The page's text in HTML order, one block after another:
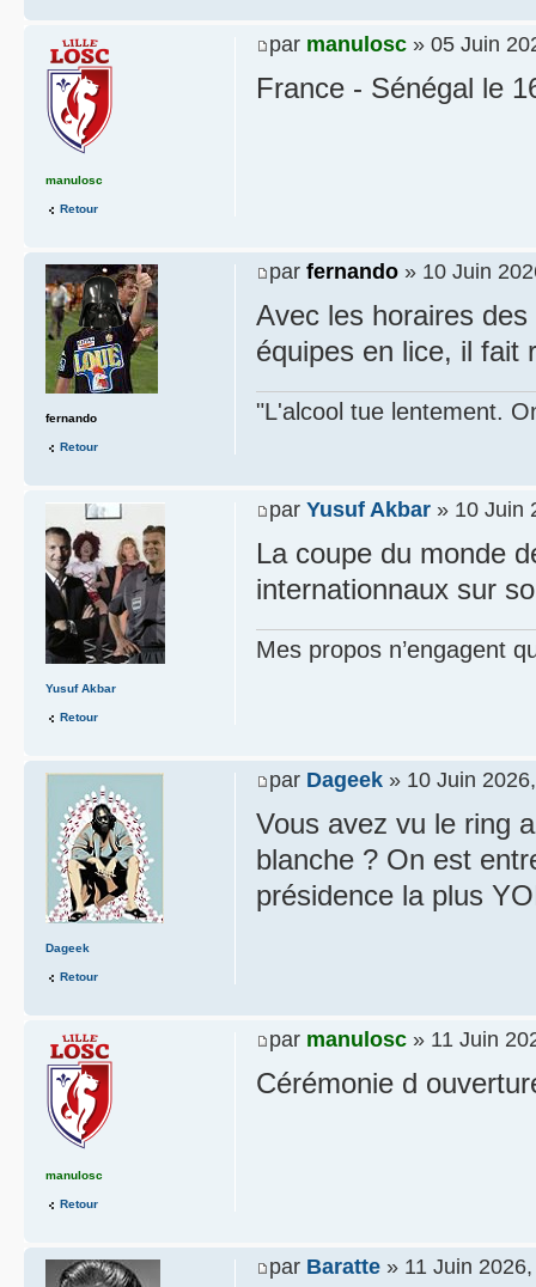
par manulosc » 05 Juin
France - Sénégal le
manulosc
Retour
par fernando » 10 Juin
Avec les horaires
équipes en lice, il fait
"L'alcool tue lentement.
fernando
Retour
par Yusuf Akbar » 10 Juin
La coupe du monde
internationnaux sur
Mes propos n’engagent
Yusuf Akbar
Retour
par Dageek » 10 Juin
Vous avez vu le ring
blanche ? On est
présidence la plus
Dageek
Retour
par manulosc » 11 Juin
Cérémonie d
manulosc
Retour
par Baratte » 11 Juin